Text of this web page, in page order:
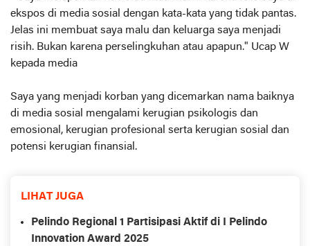
ekspos di media sosial dengan kata-kata yang tidak pantas.
Jelas ini membuat saya malu dan keluarga saya menjadi
risih. Bukan karena perselingkuhan atau apapun." Ucap W
kepada media
Saya yang menjadi korban yang dicemarkan nama baiknya
di media sosial mengalami kerugian psikologis dan
emosional, kerugian profesional serta kerugian sosial dan
potensi kerugian finansial.
LIHAT JUGA
Pelindo Regional 1 Partisipasi Aktif di I Pelindo
Innovation Award 2025